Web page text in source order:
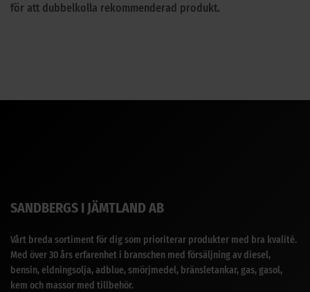
för att dubbelkolla rekommenderad produkt.
SANDBERGS I JÄMTLAND AB
Vårt breda sortiment för dig som prioriterar produkter med bra kvalité.
Med över 30 års erfarenhet i branschen med försäljning av diesel,
bensin, eldningsolja, adblue, smörjmedel, bränsletankar, gas, gasol,
kem och massor med tillbehör.